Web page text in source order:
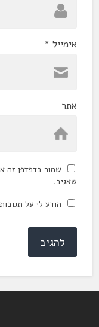
אימייל *
אתר
שמור בדפדפן זה
שאגיב.
הודע לי על